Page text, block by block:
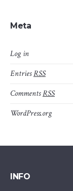
Meta
Log in
EntriesRSS
CommentsRSS
WordPress.org
INFO